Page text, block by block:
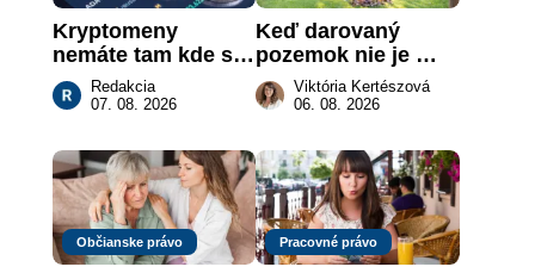
Kryptomeny
nemáte tam kde si
myslíte: Viete, kde
sa naozaj
Redakcia
07. 08. 2026
Keď darovaný
pozemok nie je
„hotová vec“: kedy
môže darca žiadať
Viktória Kertészová
06. 08. 2026
Občianske právo Pracovné právo